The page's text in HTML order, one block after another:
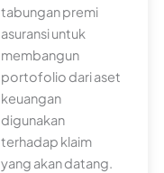
tabungan premi
asuransi untuk
membangun
portofolio dari aset
keuangan
digunakan
terhadap klaim
yang akan datang.